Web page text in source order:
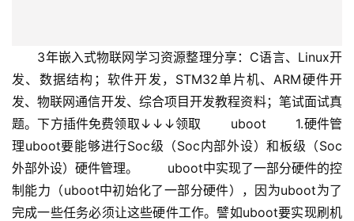
3年嵌入式物联网学习资源整理分享：C语言、Linux开
发、数据结构；软件开发，STM32单片机、ARM硬件开
发、物联网通信开发、综合项目开发教程资料；笔试面试真
题。下方插件免费领取↓↓↓领取 　　uboot 　　1.硬件管
理uboot要能够进行Soc级（Soc内部外设）和板级（Soc
外部外设）硬件管理。 　　uboot中实现了一部分硬件的控
制能力（uboot中初始化了一部分硬件），因为uboot为了
完成一些任务必须让这些硬件工作。譬如uboot要实现刷机